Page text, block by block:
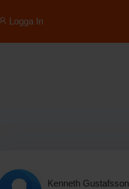
Logga In
Kenneth Gustafsson